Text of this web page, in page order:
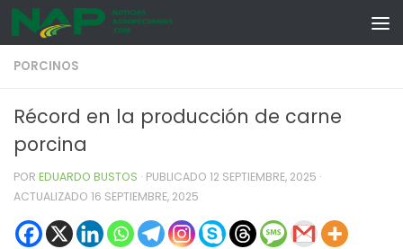
Skip to content
PORCINOS
Récord en la producción de carne
porcina
POR EDUARDO BUSTOS · PUBLICADO 12 SEPTIEMBRE, 2025 ·
ACTUALIZADO 16 SEPTIEMBRE, 2025